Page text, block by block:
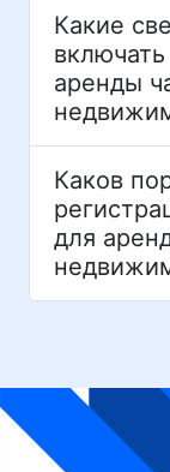
Какие
аренды
Каков
для